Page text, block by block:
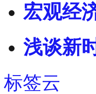
宏观经
浅谈新
标签云